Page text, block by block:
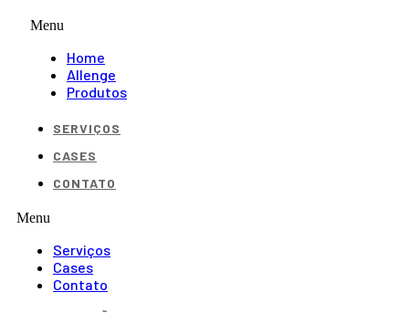
Menu
Home
Allenge
Produtos
SERVIÇOS
CASES
CONTATO
Menu
Serviços
Cases
Contato